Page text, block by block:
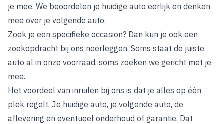
je mee. We beoordelen je huidige auto eerlijk en denken
mee over je volgende auto.
Zoek je een specifieke occasion? Dan kun je ook een
zoekopdracht bij ons neerleggen. Soms staat de juiste
auto al in onze voorraad, soms zoeken we gericht met je
mee.
Het voordeel van inruilen bij ons is dat je alles op één
plek regelt. Je huidige auto, je volgende auto, de
aflevering en eventueel onderhoud of garantie. Dat